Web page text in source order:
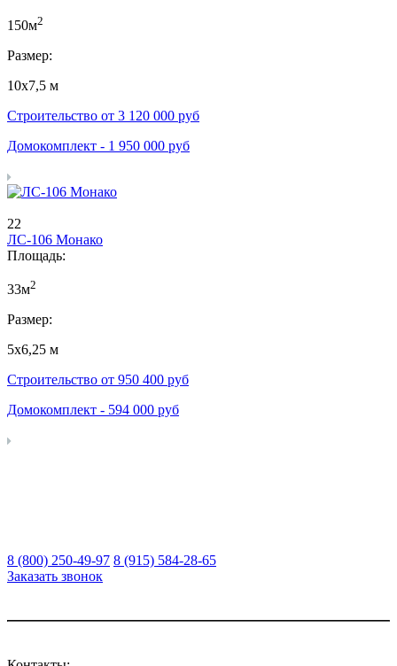
150м2
Размер:
10х7,5 м
Строительство от 3 120 000 руб
Домокомплект - 1 950 000 руб
22
ЛС-106 Монако
Площадь:
33м2
Размер:
5х6,25 м
Строительство от 950 400 руб
Домокомплект - 594 000 руб
8 (800) 250-49-97 8 (915) 584-28-65
Заказать звонок